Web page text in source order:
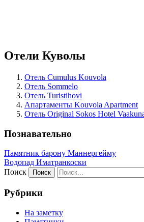
Отели Куволы
Отель Cumulus Kouvola
Отель Sommelo
Отель Turistihovi
Апартаменты Kouvola Apartment
Отель Original Sokos Hotel
Познавательно
Памятник барону Маннергейму
Водопад Иматранкоски
Поиск
Рубрики
На заметку